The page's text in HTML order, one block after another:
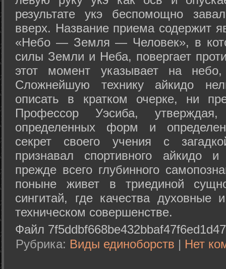
результате укэ беспомощно
вверх. Название приема содержит
«Небо — Земля — Человек», в
силы Земли и Неба, повергает
этот момент указывает на
Сложнейшую технику айкидо
описать в кратком очерке, ни
Профессор Уэсиба,
определенных форм и
секрет своего учения с
признавал спортивного айкидо
прежде всего глубинного
поныне живет в триединой
сингитай, где качества духовные
техническом совершенстве.
Файл
Рубрика: Виды единоборств | Нет